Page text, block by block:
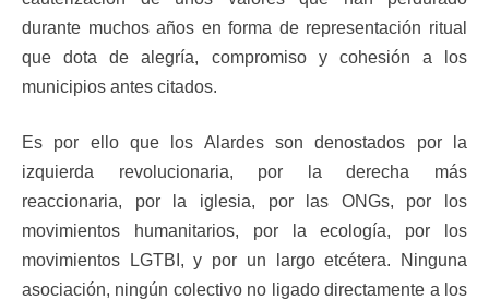
durante muchos años en forma de representación ritual
que dota de alegría, compromiso y cohesión a los
municipios antes citados.
Es por ello que los Alardes son denostados por la
izquierda revolucionaria, por la derecha más
reaccionaria, por la iglesia, por las ONGs, por los
movimientos humanitarios, por la ecología, por los
movimientos LGTBI, y por un largo etcétera. Ninguna
asociación, ningún colectivo no ligado directamente a los